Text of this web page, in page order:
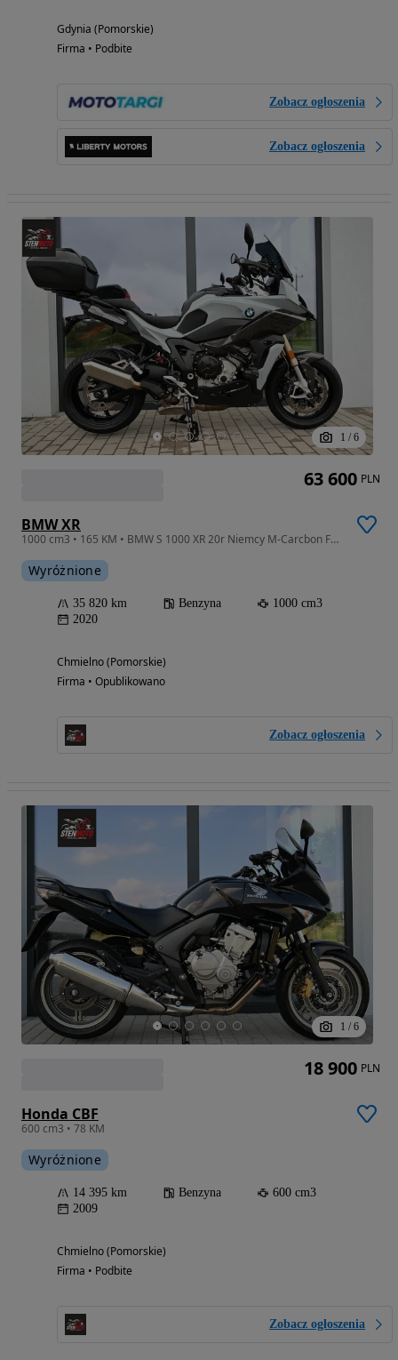
Gdynia (Pomorskie)
Firma • Podbite
Zobacz ogłoszenia
Zobacz ogłoszenia
1 / 6
BMW XR
1000 cm3 • 165 KM • BMW S 1000 XR 20r Niemcy M-Carcbon Felgi-M
Wyróżnione
35 820 km Benzyna
1000 cm3
2020
Chmielno (Pomorskie)
Firma • Opublikowano
Zobacz ogłoszenia
63 600 PLN
1 / 6
Honda CBF
600 cm3 • 78 KM
Wyróżnione
14 395 km Benzyna
600 cm3
2009
Chmielno (Pomorskie)
Firma • Podbite
Zobacz ogłoszenia
18 900 PLN